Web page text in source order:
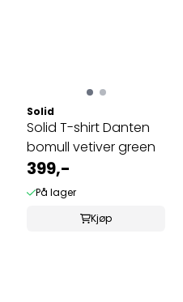
Solid
Solid T-shirt Danten
bomull vetiver green
399,-
På lager
Kjøp